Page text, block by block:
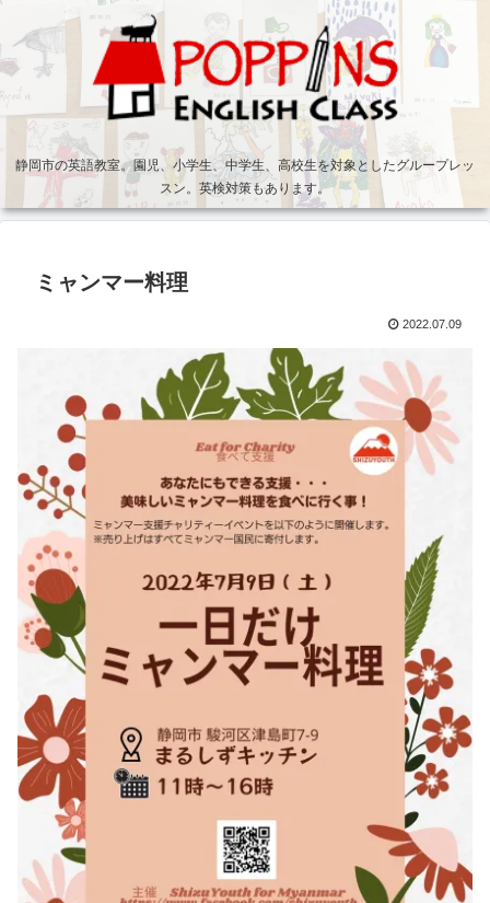
静岡市の英語教室。園児、小学生、中学生、高校生を対象としたグループレッ
スン。英検対策もあります。
ミャンマー料理
2022.07.09